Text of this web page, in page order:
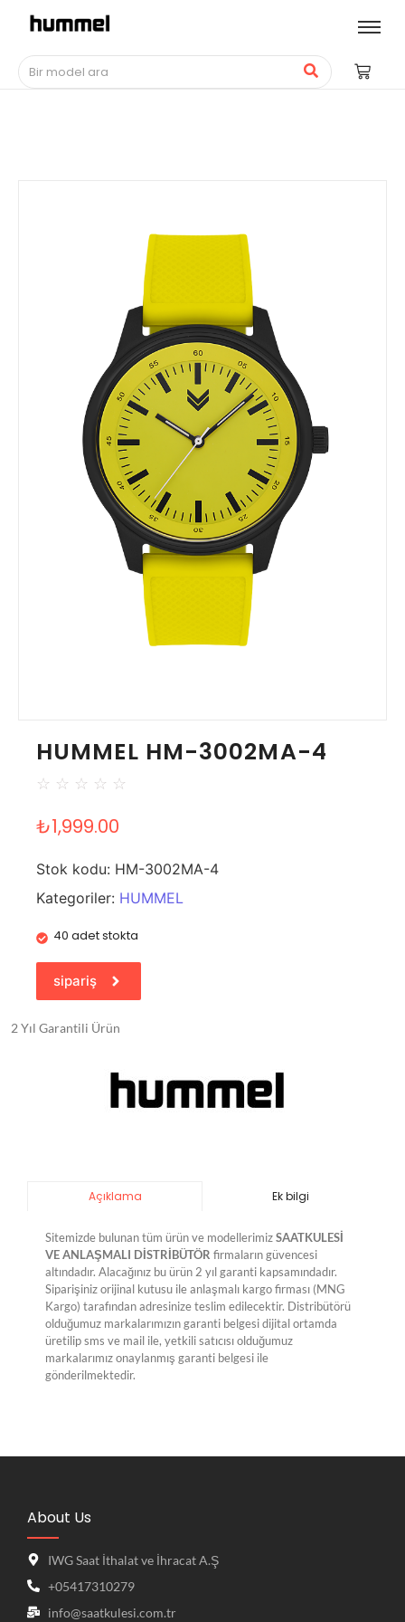
HUMMEL HM-3002MA-4
☆ ☆ ☆ ☆ ☆
₺1,999.00
Stok kodu: HM-3002MA-4
Kategoriler: HUMMEL
40 adet stokta
sipariş
2 Yıl Garantili Ürün
Açıklama Ek bilgi
Sitemizde bulunan tüm ürün ve modellerimizSAATKULESİ
VE ANLAŞMALI DİSTRİBÜTÖR firmaların güvencesi
altındadır. Alacağınız bu ürün 2 yıl garanti kapsamındadır.
Siparişiniz orijinal kutusu ile anlaşmalı kargo firması (MNG
Kargo) tarafından adresinize teslim edilecektir. Distribütörü
olduğumuz markalarımızın garanti belgesi dijital ortamda
üretilip sms ve mail ile, yetkili satıcısı olduğumuz
markalarımız onaylanmış garanti belgesi ile
gönderilmektedir.
About Us
IWG Saat İthalat ve İhracat A.Ş
+05417310279
info@saatkulesi.com.tr